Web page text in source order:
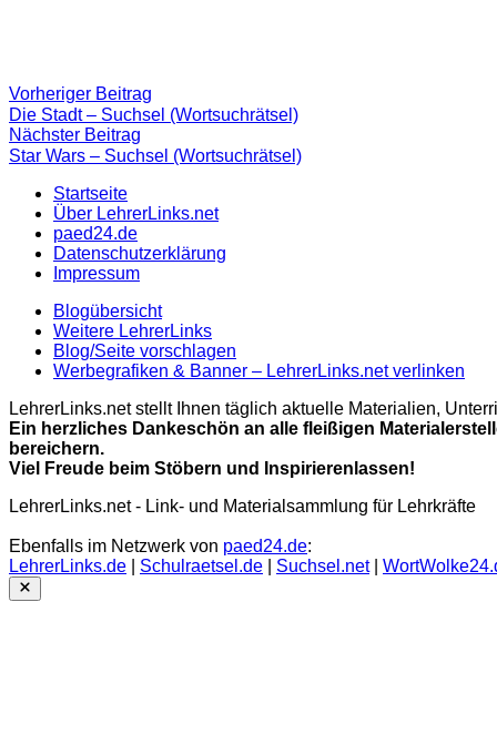
Beitragsnavigation
Vorheriger Beitrag
Beitrag:
Die Stadt – Suchsel (Wortsuchrätsel)
Nächster Beitrag
Beitrag
Star Wars – Suchsel (Wortsuchrätsel)
Startseite
Über LehrerLinks.net
paed24.de
Datenschutzerklärung
Impressum
Blogübersicht
Weitere LehrerLinks
Blog/Seite vorschlagen
Werbegrafiken & Banner – LehrerLinks.net verlinken
LehrerLinks.net stellt Ihnen täglich aktuelle Materialien,
Ein herzliches Dankeschön an alle fleißigen
bereichern.
Viel Freude beim Stöbern und Inspirierenlassen!
LehrerLinks.net - Link- und Materialsammlung für Lehrkräfte
Ebenfalls im Netzwerk von paed24.de:
LehrerLinks.de
Schulraetsel.de Suchsel.net|
Close